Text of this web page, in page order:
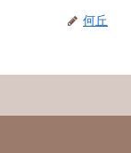
何丘